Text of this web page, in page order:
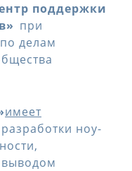
поддержки
при
делам
имеет
ноу-
выводом